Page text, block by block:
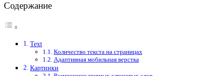
Содержание
Text
Количество текста на страницах
Адаптивная мобильная верстка
Картинки